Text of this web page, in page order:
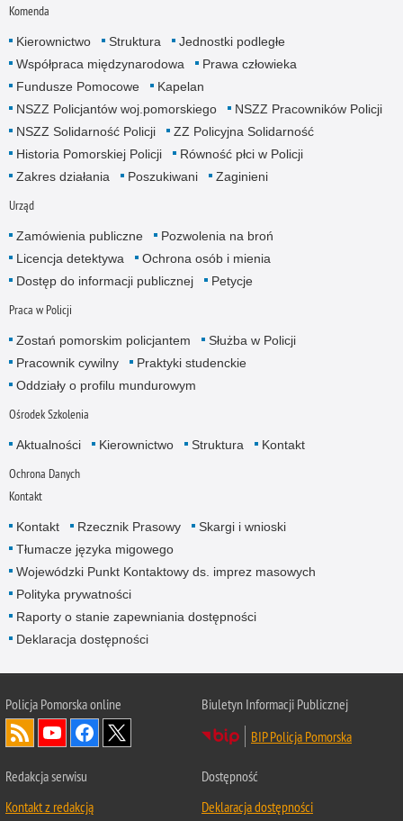
Komenda
Kierownictwo Struktura
Jednostki podległe
Współpraca międzynarodowa
Prawa człowieka
Fundusze Pomocowe
Kapelan
NSZZ Policjantów woj.pomorskiego
NSZZ Pracowników Policji
NSZZ Solidarność Policji
ZZ Policyjna Solidarność
Historia Pomorskiej Policji
Równość płci w Policji
Zakres działania
Poszukiwani Zaginieni
Urząd
Zamówienia publiczne
Pozwolenia na broń
Licencja detektywa
Ochrona osób i mienia
Dostęp do informacji publicznej
Petycje
Praca w Policji
Zostań pomorskim policjantem
Służba w Policji
Pracownik cywilny
Praktyki studenckie
Oddziały o profilu mundurowym
Ośrodek Szkolenia
Aktualności Kierownictwo Struktura Kontakt
Ochrona Danych
Kontakt
Kontakt Rzecznik Prasowy
Skargi i wnioski
Tłumacze języka migowego
Wojewódzki Punkt Kontaktowy ds. imprez masowych
Polityka prywatności
Raporty o stanie zapewniania dostępności
Deklaracja dostępności
Policja Pomorska online
Biuletyn Informacji Publicznej
BIP Policja Pomorska
Redakcja serwisu
Kontakt z redakcją
Dostępność
Deklaracja dostępności